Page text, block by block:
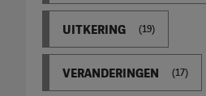
UITKERING (19)
VERANDERINGEN (17)